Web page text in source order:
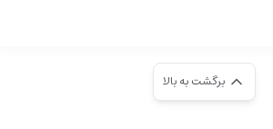
برگشت به بالا